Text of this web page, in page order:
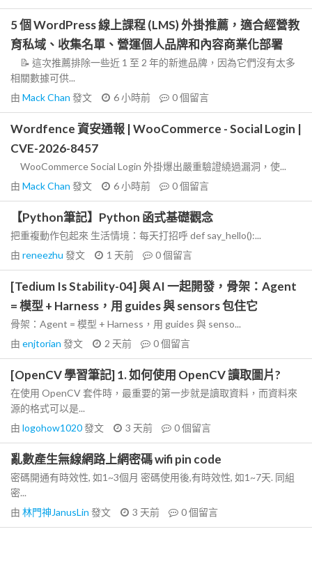
5 個 WordPress 線上課程 (LMS) 外掛推薦，適合經營教
育私域、收集名單、營運個人品牌和內容商業化部署
📝 這次推薦排除一些近 1 至 2 年的新進品牌，因為它們沒有太多
相關數據可供...
由 Mack Chan 發文 6 小時前 0個留言
Wordfence 資安通報 | WooCommerce - Social Login |
CVE-2026-8457
WooCommerce Social Login 外掛爆出嚴重驗證繞過漏洞，使...
由 Mack Chan 發文 6 小時前 0個留言
【Python筆記】Python 函式基礎觀念
把重複動作包起來 生活情境：每天打招呼 def say_hello():...
由 reneezhu 發文 1 天前 0個留言
[Tedium Is Stability-04] 與 AI 一起開發，骨架：Agent
= 模型 + Harness，用 guides 與 sensors 包住它
骨架：Agent = 模型 + Harness，用 guides 與 senso...
由 enjtorian 發文 2 天前 0個留言
[OpenCV 學習筆記] 1. 如何使用 OpenCV 讀取圖片?
在使用 OpenCV 套件時，最重要的第一步就是讀取資料，而資料來
源的格式可以是...
由 logohow1020發文 3 天前 0個留言
亂數產生無線網路上網密碼 wifi pin code
密碼開通有時效性, 如1~3個月 密碼使用後,有時效性, 如1~7天. 同組
密...
由 林門神JanusLin 發文 3 天前 0個留言